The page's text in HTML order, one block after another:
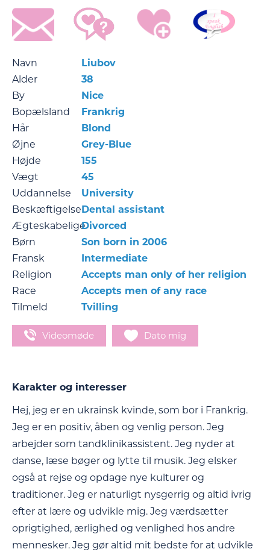
Navn
Liubov
Alder
38
By
Nice
Bopælsland
Frankrig
Hår
Blond
Øjne
Grey-Blue
Højde
155
Vægt
45
Uddannelse
University
BeskæftigelseDental assistant
ÆgteskabeligeDivorced
Børn
Son born in 2006
Fransk
Intermediate
Religion
Accepts man only of her religion
Race
Accepts men of any race
Tilmeld
Tvilling
Videomøde Dato mig
Karakter og interesser
Hej, jeg er en ukrainsk kvinde, som bor i Frankrig.
Jeg er en positiv, åben og venlig person. Jeg
arbejder som tandklinikassistent. Jeg nyder at
danse, læse bøger og lytte til musik. Jeg elsker
også at rejse og opdage nye kulturer og
traditioner. Jeg er naturligt nysgerrig og altid ivrig
efter at lære og udvikle mig. Jeg værdsætter
oprigtighed, ærlighed og venlighed hos andre
mennesker. Jeg gør altid mit bedste for at udvikle